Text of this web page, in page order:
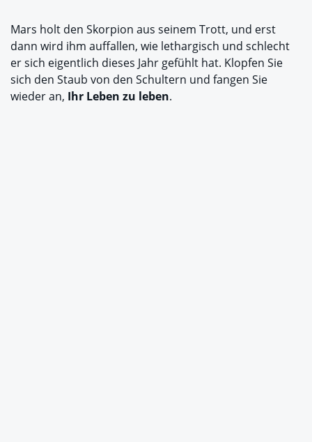
Mars holt den Skorpion aus seinem Trott, und erst
dann wird ihm auffallen, wie lethargisch und schlecht
er sich eigentlich dieses Jahr gefühlt hat. Klopfen Sie
sich den Staub von den Schultern und fangen Sie
wieder an, Ihr Leben zu leben.